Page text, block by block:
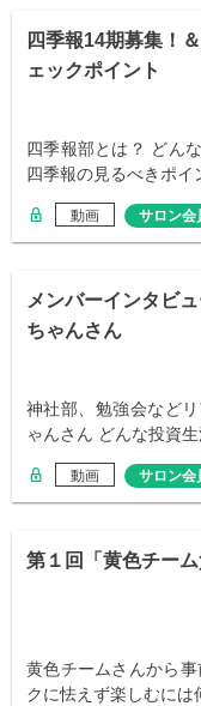
四季報14期募集！
ェックポイント
四季報部とは？ どん
四季報の見るべきポイ
動画 サロン会
メンバーインタビ
ちゃんさん
神社部、勉強会など
ゃんさん どんな投資
動画 サロン会
第１回「黄色チーム
黄色チームさんから
クに怯えず楽しむに